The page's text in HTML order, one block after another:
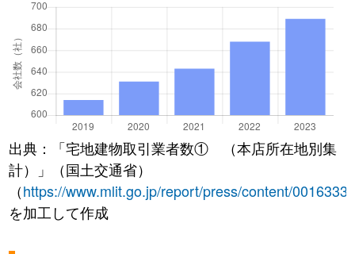
出典：「宅地建物取引業者数① （本店所在地別集
計）」（国土交通省）
（https://www.mlit.go.jp/report/press/content/
を加工して作成